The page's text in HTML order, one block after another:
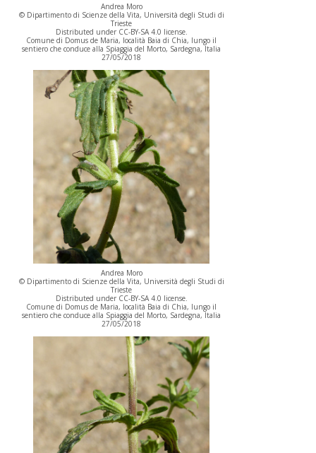
Andrea Moro
© Dipartimento di Scienze della Vita, Università degli Studi di
Trieste
Distributed under CC-BY-SA 4.0 license.
Comune di Domus de Maria, località Baia di Chia, lungo il
sentiero che conduce alla Spiaggia del Morto, Sardegna, Italia
27/05/2018
Andrea Moro
© Dipartimento di Scienze della Vita, Università degli Studi di
Trieste
Distributed under CC-BY-SA 4.0 license.
Comune di Domus de Maria, località Baia di Chia, lungo il
sentiero che conduce alla Spiaggia del Morto, Sardegna, Italia
27/05/2018